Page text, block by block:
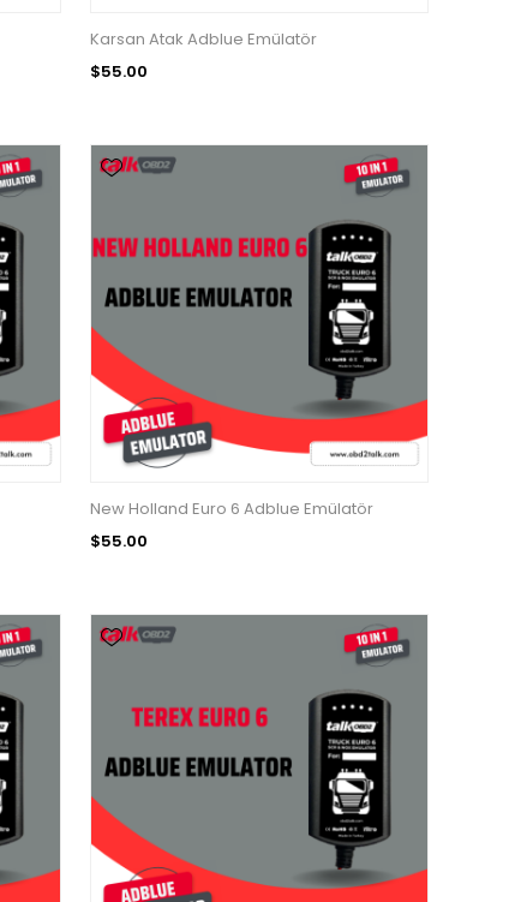
Karsan Atak Adblue Emülatör
$55.00
New Holland Euro 6 Adblue Emülatör
$55.00